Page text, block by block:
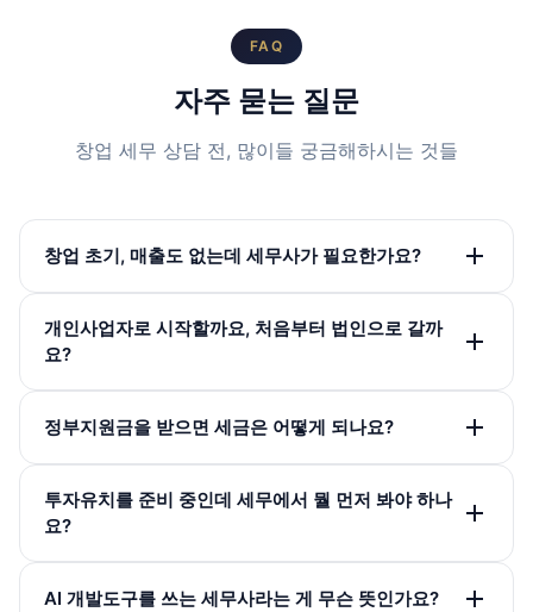
FAQ
자주 묻는 질문
창업 세무 상담 전, 많이들 궁금해하시는 것들
창업 초기, 매출도 없는데 세무사가 필요한가요?
개인사업자로 시작할까요, 처음부터 법인으로 갈까
요?
정부지원금을 받으면 세금은 어떻게 되나요?
투자유치를 준비 중인데 세무에서 뭘 먼저 봐야 하나
요?
AI 개발도구를 쓰는 세무사라는 게 무슨 뜻인가요?